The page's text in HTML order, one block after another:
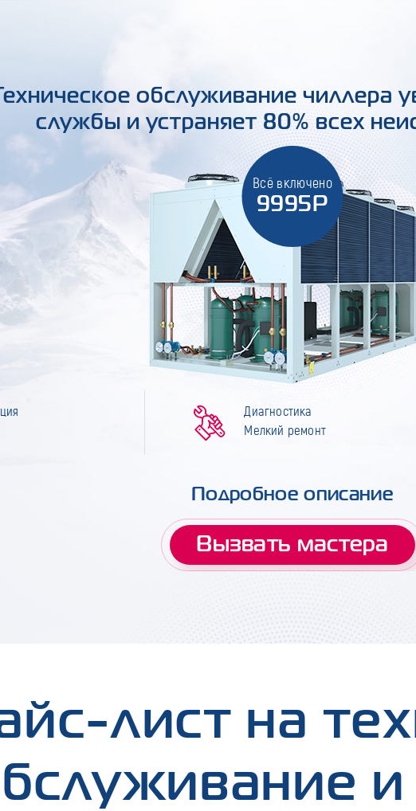
обслуживание чиллера
службы и устраняет 80% всех
Всё включено
9995Р
Диагностика
Мелкий ремонт
Подробное описание
Вызвать мастера
лист на